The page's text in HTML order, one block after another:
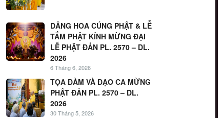
DÂNG HOA CÚNG PHẬT & LỄ
TẮM PHẬT KÍNH MỪNG ĐẠI
LỄ PHẬT ĐẢN PL. 2570 – DL.
2026
6 Tháng 6, 2026
TỌA ĐÀM VÀ ĐẠO CA MỪNG
PHẬT ĐẢN PL. 2570 – DL.
2026
30 Tháng 5, 2026